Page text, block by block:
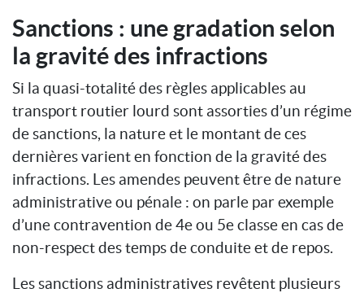
Sanctions : une gradation selon
la gravité des infractions
Si la quasi-totalité des règles applicables au
transport routier lourd sont assorties d’un régime
de sanctions, la nature et le montant de ces
dernières varient en fonction de la gravité des
infractions. Les amendes peuvent être de nature
administrative ou pénale : on parle par exemple
d’une contravention de 4e ou 5e classe en cas de
non-respect des temps de conduite et de repos.
Les sanctions administratives revêtent plusieurs